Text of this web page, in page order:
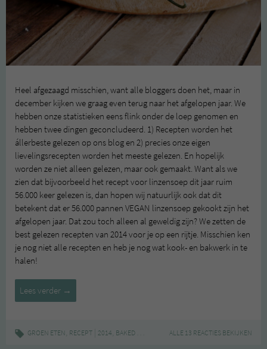
Heel afgezaagd misschien, want alle bloggers doen het, maar in
december kijken we graag even terug naar het afgelopen jaar. We
hebben onze statistieken eens flink onder de loep genomen en
hebben twee dingen geconcludeerd. 1) Recepten worden het
állerbeste gelezen op ons blog en 2) precies onze eigen
lievelingsrecepten worden het meeste gelezen. En hopelijk
worden ze niet alleen gelezen, maar ook gemaakt. Want als we
zien dat bijvoorbeeld het recept voor linzensoep dit jaar ruim
56.000 keer gelezen is, dan hopen wij natuurlijk ook dat dit
betekent dat er 56.000 pannen VEGAN linzensoep gekookt zijn het
afgelopen jaar. Dat zou toch alleen al geweldig zijn? We zetten de
best gelezen recepten van 2014 voor je op een rijtje. Misschien ken
je nog niet alle recepten en heb je nog wat kook- en bakwerk in te
halen!
Lees verder De
10
gelezen
→
GROEN ETEN, RECEPT 2014, BAKED OATS BANANENBROOD,GEZOND,GROENE
ALLE 13 REACTIES BEKIJKEN